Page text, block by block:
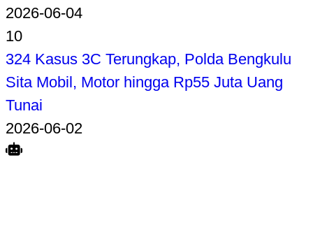
2026-06-04
10
324 Kasus 3C Terungkap, Polda Bengkulu
Sita Mobil, Motor hingga Rp55 Juta Uang
Tunai
2026-06-02